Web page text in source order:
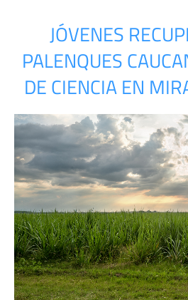
JÓVENES
PALENQUES
DE CIENCIA EN